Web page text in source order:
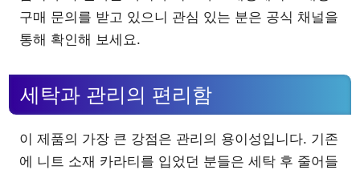
구매 문의를 받고 있으니 관심 있는 분은 공식 채널을
통해 확인해 보세요.
세탁과 관리의 편리함
이 제품의 가장 큰 강점은 관리의 용이성입니다. 기존
에 니트 소재 카라티를 입었던 분들은 세탁 후 줄어들